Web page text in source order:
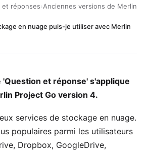
et réponses›Anciennes versions de Merlin
en nuage puis-je utiliser avec Merlin
'Question et réponse' s'applique
Project Go version 4.
services de stockage en nuage.
populaires parmi les utilisateurs
Dropbox, GoogleDrive,